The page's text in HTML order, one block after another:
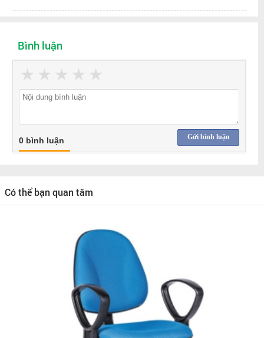
Bình luận
★
★
★
★
★
Gửi bình luận
0 bình luận
Có thể bạn quan tâm